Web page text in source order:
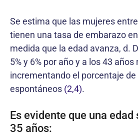
Se estima que las mujeres
tienen una tasa de embarazo
medida que la edad avanza, d.
5% y 6% por año y a los 43 años
incrementando el porcentaje
espontáneos (2,4).
Es evidente que una
35 años: